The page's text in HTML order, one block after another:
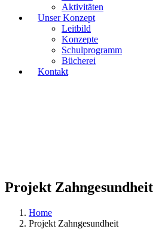
Aktivitäten
Unser Konzept
Leitbild
Konzepte
Schulprogramm
Bücherei
Kontakt
Projekt Zahngesundheit
Home
Projekt Zahngesundheit